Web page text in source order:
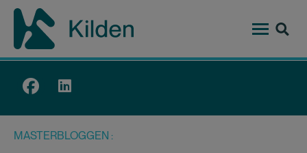
Hopp
hovedinnhold
Top
MASTERBLOGGEN